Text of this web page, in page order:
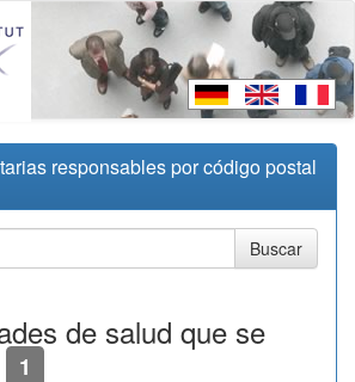
responsables por código postal
de salud que se
1